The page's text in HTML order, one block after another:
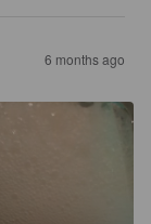
6 months ago